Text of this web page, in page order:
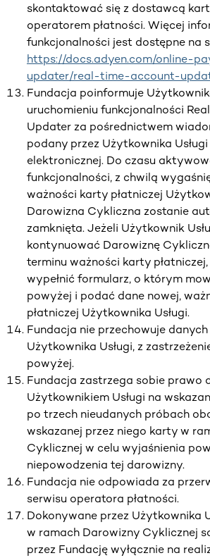
skontaktować się z dostawcą
operatorem płatności. Więcej
funkcjonalności jest dostępne na
https://docs.adyen.com/online-
updater/real-time-account-
Fundacja poinformuje
uruchomieniu funkcjonalności
Updater za pośrednictwem
podany przez Użytkownika
elektronicznej. Do czasu
funkcjonalności, z chwilą
ważności karty płatniczej
Darowizna Cykliczna zostanie
zamknięta. Jeżeli Użytkownik
kontynuować Darowiznę
terminu ważności karty
wypełnić formularz, o którym
powyżej i podać dane nowej,
płatniczej Użytkownika Usługi.
Fundacja nie przechowuje
Użytkownika Usługi, z
powyżej.
Fundacja zastrzega sobie prawo
Użytkownikiem Usługi na
po trzech nieudanych próbach
wskazanej przez niego karty w
Cyklicznej w celu wyjaśnienia
niepowodzenia tej darowizny.
Fundacja nie odpowiada za
serwisu operatora płatności.
Dokonywane przez Użytkownika
w ramach Darowizny Cyklicznej
przez Fundację wyłącznie na